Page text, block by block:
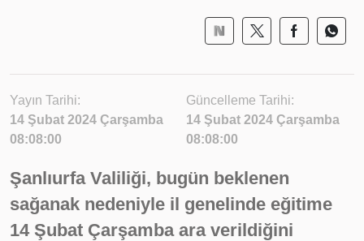
Yayın Tarihi:
14 Şubat 2024 Çarşamba
08:08:00
Güncelleme Tarihi:
14 Şubat 2024 Çarşamba
08:08:00
Şanlıurfa Valiliği, bugün beklenen
sağanak nedeniyle il genelinde eğitime
14 Şubat Çarşamba ara verildiğini